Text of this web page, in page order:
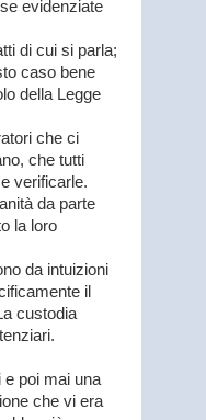
evidenziate
di cui si parla;
caso bene
della Legge
che ci
che tutti
verificarle.
da parte
la loro
da intuizioni
il
custodia
e poi mai una
che vi era